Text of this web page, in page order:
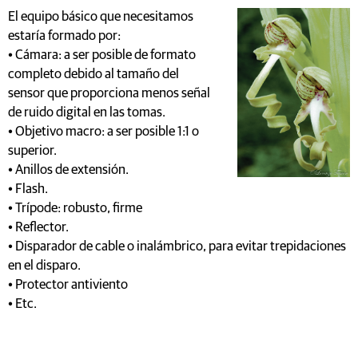
El equipo básico que necesitamos
estaría formado por:
• Cámara: a ser posible de formato
completo debido al tamaño del
sensor que proporciona menos señal
de ruido digital en las tomas.
• Objetivo macro: a ser posible 1:1 o
superior.
• Anillos de extensión.
• Flash.
• Trípode: robusto, firme
• Reflector.
• Disparador de cable o inalámbrico, para evitar trepidaciones
en el disparo.
• Protector antiviento
• Etc.